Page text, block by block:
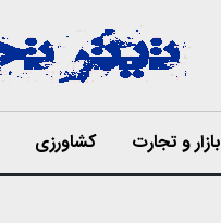
بازار و تجارت کشاورزی